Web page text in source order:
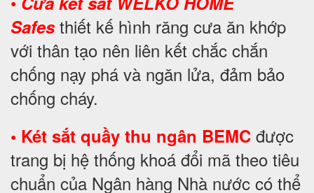
Safesthiết kế hình răng cưa ăn khớp
với thân tạo nên liên kết chắc chắn
chống nạy phá và ngăn lửa, đảm bảo
chống cháy.
• Két sắt quầy thu ngân BEMC được
trang bị hệ thống khoá đổi mã theo tiêu
chuẩn của Ngân hàng Nhà nước có thể